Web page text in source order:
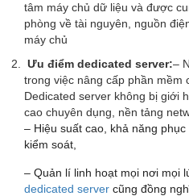
tâm máy chủ dữ liệu và được
phòng về tài nguyên, nguồn
máy chủ
Ưu điểm dedicated server:–
trong việc nâng cấp phần mềm
Dedicated server không bị giới
cao chuyên dụng, nền tảng
– Hiệu suất cao, khả năng
kiểm soát,
– Quản lí linh hoạt mọi nơi mọi
dedicated server cũng đồng